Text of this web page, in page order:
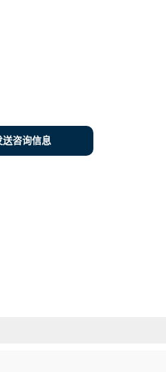
送咨询信息